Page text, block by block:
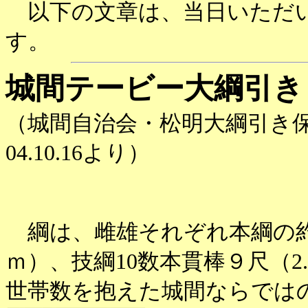
以下の文章は、当日いただ
す。
城間テービー大綱引き
（城間自治会・松明大綱引
04.10.16より）
綱は、雌雄それぞれ本綱の
ｍ）、技綱10数本貫棒９尺（
世帯数を抱えた城間ならでは